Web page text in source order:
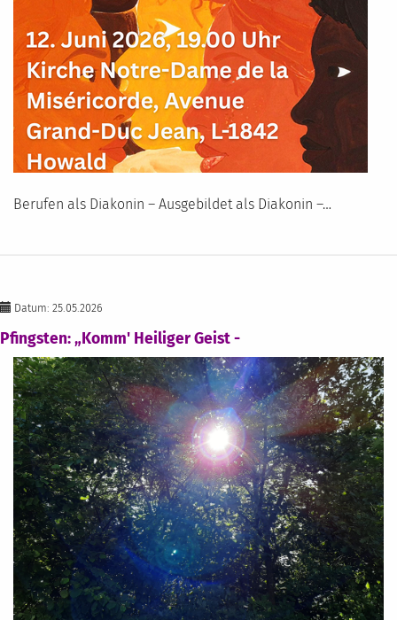
Berufen als Diakonin – Ausgebildet als Diakonin –…
Datum: 25.05.2026
Pfingsten: „Komm' Heiliger Geist -